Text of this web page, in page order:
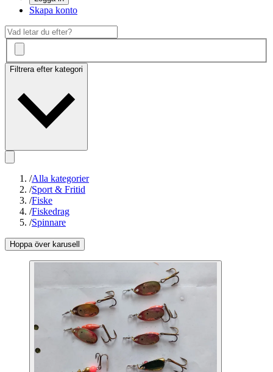
Skapa konto
Filtrera efter kategori
/Alla kategorier
/Sport & Fritid
/Fiske
/Fiskedrag
/Spinnare
Hoppa över karusell